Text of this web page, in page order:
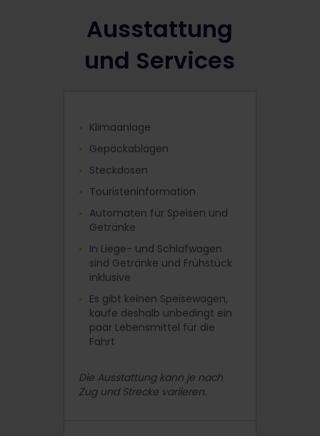
Ausstattung
und Services
Klimaanlage
Gepäckablagen
Steckdosen
Touristeninformation
Automaten für Speisen und
Getränke
In Liege- und Schlafwagen
sind Getränke und Frühstück
inklusive
Es gibt keinen Speisewagen,
kaufe deshalb unbedingt ein
paar Lebensmittel für die
Fahrt
Die Ausstattung kann je nach
Zug und Strecke variieren.